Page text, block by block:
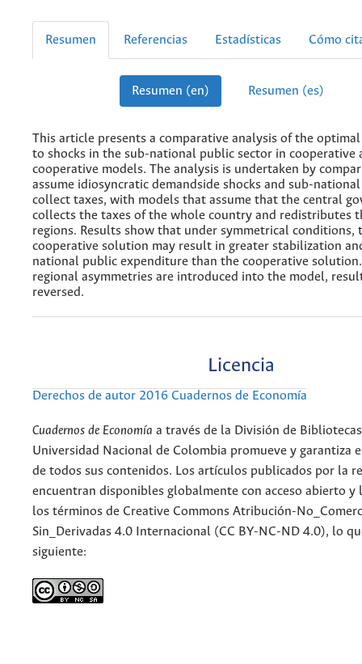
Resumen Referencias Estadísticas Cómo
Resumen (en) Resumen (es)
This article presents a comparative analysis of the
to shocks in the sub-national public sector in cooperative
cooperative models. The analysis is undertaken by
assume idiosyncratic demandside shocks and sub-
collect taxes, with models that assume that the central
collects the taxes of the whole country and redistributes
regions. Results show that under symmetrical conditions,
cooperative solution may result in greater stabilization
national public expenditure than the cooperative
regional asymmetries are introduced into the model,
reversed.
Licencia
Derechos de autor 2016 Cuadernos de Economía
Cuadernos de Economía a través de la División de
Universidad Nacional de Colombia promueve y garantiza
de todos sus contenidos. Los artículos publicados por la
encuentran disponibles globalmente con acceso abierto y
los términos de Creative Commons Atribución-
Sin_Derivadas 4.0 Internacional (CC BY-NC-ND 4.0), lo
siguiente: